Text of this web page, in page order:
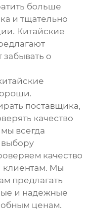
больше
и тщательно
Китайские
о
поставщика,
качество
всегда
качество
клиентам. Мы
предлагать
и надежные
ценам.